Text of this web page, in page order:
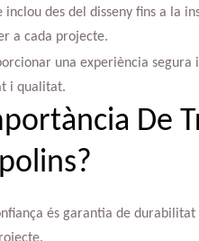
des del disseny fins a la
a cada projecte.
una experiència
i qualitat.
De
és garantia de